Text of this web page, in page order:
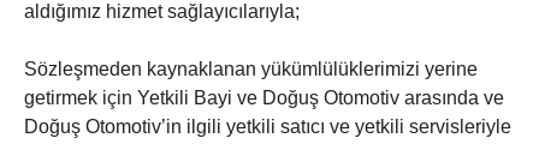
aldığımız hizmet sağlayıcılarıyla;
Sözleşmeden kaynaklanan yükümlülüklerimizi yerine
getirmek için Yetkili Bayi ve Doğuş Otomotiv arasında ve
Doğuş Otomotiv’in ilgili yetkili satıcı ve yetkili servisleriyle